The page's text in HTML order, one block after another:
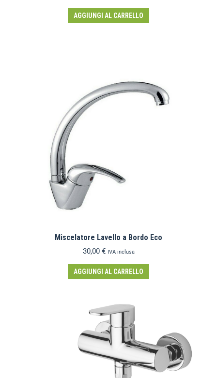
AGGIUNGI AL CARRELLO
Miscelatore Lavello a Bordo Eco
30,00 € IVA inclusa
AGGIUNGI AL CARRELLO